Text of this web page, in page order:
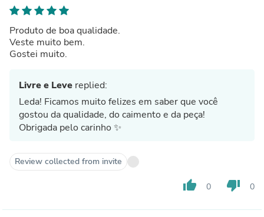
Produto de boa qualidade.
Veste muito bem.
Gostei muito.
Livre e Leve replied:
Leda! Ficamos muito felizes em saber que você
gostou da qualidade, do caimento e da peça!
Obrigada pelo carinho ✨
Review collected from invite
thumb_up 0 thumb_down 0